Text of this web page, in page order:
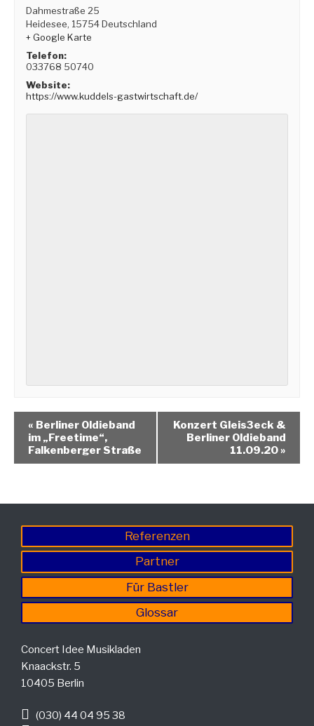
Dahmestraße 25
Heidesee, 15754 Deutschland
+ Google Karte
Telefon:
033768 50740
Website:
https://www.kuddels-gastwirtschaft.de/
« Berliner Oldieband
im „Freetime“,
Falkenberger Straße
Konzert Gleis3eck &
Berliner Oldieband
11.09.20 »
Referenzen
Partner
Für Bastler
Glossar
Concert Idee Musikladen
Knaackstr. 5
10405 Berlin
(030) 44 04 95 38